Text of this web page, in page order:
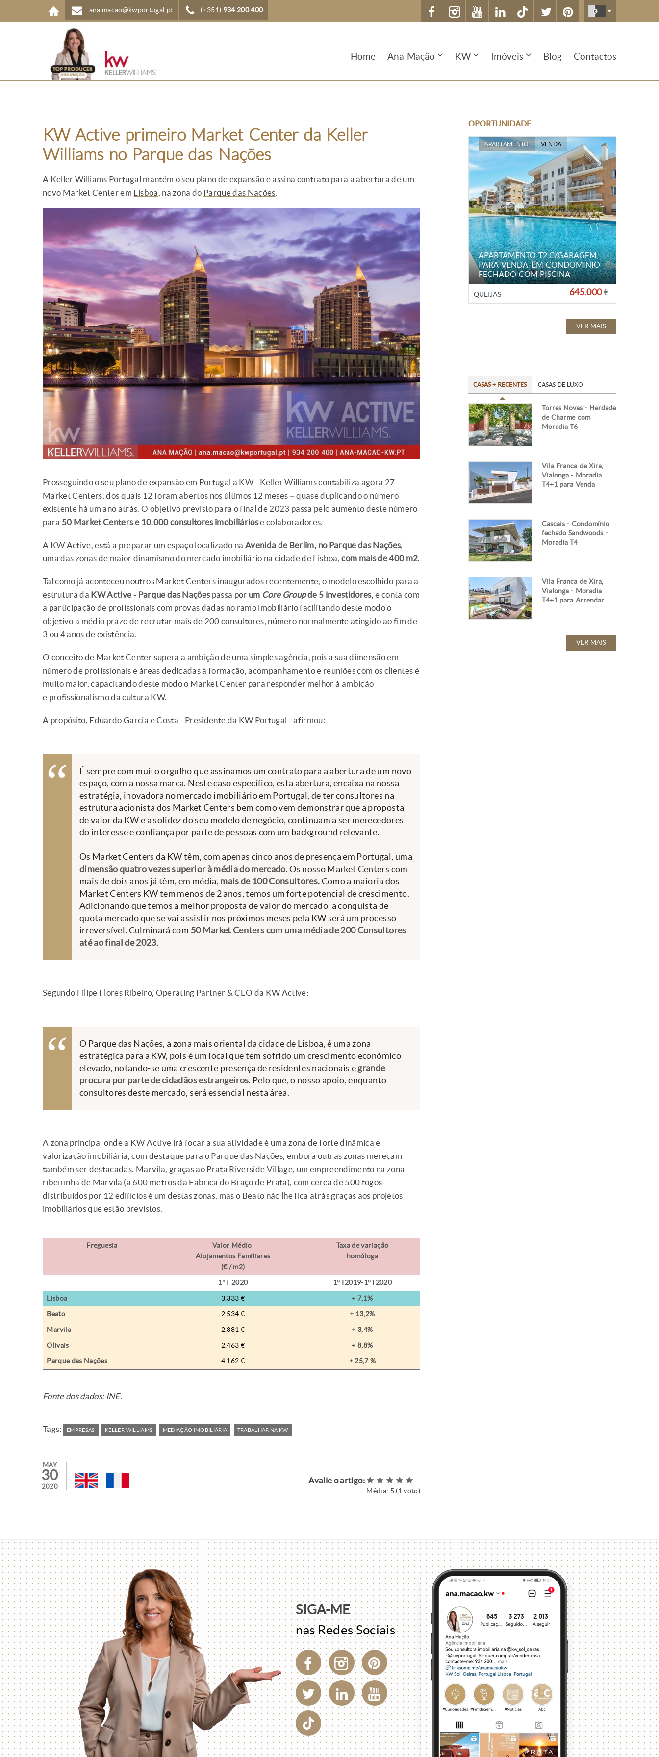
Passar para o conteúdo principalana.macao@kwportugal.pt (+351) 934 200 400
Home Ana Mação KW Imóveis Blog Contactos
KW Active primeiro Market Center da Keller
Williams no Parque das Nações
A Keller Williams Portugal mantém o seu plano de expansão e assina contrato para a abertura de um
novo Market Center em Lisboa, na zona do Parque das Nações.
Prosseguindo o seu plano de expansão em Portugal a KW - Keller Williamscontabiliza agora 27
Market Centers, dos quais 12 foram abertos nos últimos 12 meses – quase duplicando o número
existente há um ano atrás. O objetivo previsto para o final de 2023 passa pelo aumento deste número
para 50 Market Centers e 10.000 consultores imobiliáriose colaboradores.
A KW Active, está a preparar um espaço localizado na Avenida de Berlim, no Parque das Nações,
uma das zonas de maior dinamismo do mercado imobiliário na cidade de Lisboa,com mais de 400 m2.
Tal como já aconteceu noutros Market Centers inaugurados recentemente, o modelo escolhido para a
estrutura da KW Active - Parque das Nações passa por um Core Groupde 5 investidores, e conta com
a participação de profissionais com provas dadas no ramo imobiliário facilitando deste modo o
objetivo a médio prazo de recrutar mais de 200 consultores, número normalmente atingido ao fim de
3 ou 4 anos de existência.
O conceito de Market Center supera a ambição de uma simples agência, pois a sua dimensão em
número de profissionais e áreas dedicadas à formação, acompanhamento e reuniões com os clientes é
muito maior, capacitando deste modo o Market Center para responder melhor à ambição
e profissionalismo da cultura KW.
A propósito, Eduardo Garcia e Costa - Presidente da KW Portugal - afirmou:
É sempre com muito orgulho que assinamos um contrato para a abertura de um novo
espaço, com a nossa marca. Neste caso específico, esta abertura, encaixa na nossa
estratégia, inovadora no mercado imobiliário em Portugal, de ter consultores na
estrutura acionista dos Market Centers bem como vem demonstrar que a proposta
de valor da KW e a solidez do seu modelo de negócio, continuam a ser merecedores
do interesse e confiança por parte de pessoas com um background relevante.
Os Market Centers da KW têm, com apenas cinco anos de presença em Portugal, uma
dimensão quatro vezes superior à média do mercado. Os nosso Market Centers com
mais de dois anos já têm, em média, mais de 100 Consultores. Como a maioria dos
Market Centers KW tem menos de 2 anos, temos um forte potencial de crescimento.
Adicionando que temos a melhor proposta de valor do mercado, a conquista de
quota mercado que se vai assistir nos próximos meses pela KW será um processo
irreversível. Culminará com 50 Market Centers com uma média de 200 Consultores
até ao final de 2023.
Segundo Filipe Flores Ribeiro, Operating Partner & CEO da KW Active:
O Parque das Nações, a zona mais oriental da cidade de Lisboa, é uma zona
estratégica para a KW, pois é um local que tem sofrido um crescimento económico
elevado, notando-se uma crescente presença de residentes nacionais e grande
procura por parte de cidadãos estrangeiros. Pelo que, o nosso apoio, enquanto
consultores deste mercado, será essencial nesta área.
A zona principal onde a KW Active irá focar a sua atividade é uma zona de forte dinâmica e
valorização imobiliária, com destaque para o Parque das Nações, embora outras zonas mereçam
também ser destacadas. Marvila, graças ao Prata Riverside Village, um empreendimento na zona
ribeirinha de Marvila (a 600 metros da Fábrica do Braço de Prata), com cerca de 500 fogos
distribuídos por 12 edifícios é um destas zonas, mas o Beato não lhe fica atrás graças aos projetos
imobiliários que estão previstos.
Freguesia
Valor Médio
Alojamentos Familiares
(€ / m2)
Taxa de variação
homóloga
1ºT 2020 1ºT2019-1ºT2020
Lisboa 3.333 € + 7,1%
Beato 2.534 € + 13,2%
Marvila 2.881 € + 3,4%
Olivais 2.463 € + 8,8%
Parque das Nações 4.162 € + 25,7 %
Fonte dos dados: INE.
Tags: EMPRESAS KELLER WILLIAMS MEDIAÇÃO IMOBILIÁRIA TRABALHAR NA KW
Avalie o artigo:
Média: 5 (1 voto)
MAY
30
2020
OPORTUNIDADE
APARTAMENTO VENDA
APARTAMENTO T2 C/GARAGEM,
PARA VENDA, EM CONDOMINIO
FECHADO COM PISCINA
QUEIJAS 645.000€
VER MAIS
CASAS + RECENTES CASAS DE LUXO
Torres Novas - Herdade
de Charme com
Moradia T6
Vila Franca de Xira,
Vialonga - Moradia
T4+1 para Venda
Cascais - Condomínio
fechado Sandwoods -
Moradia T4
Vila Franca de Xira,
Vialonga - Moradia
T4+1 para Arrendar
VER MAIS
SIGA-ME
nas Redes Sociais